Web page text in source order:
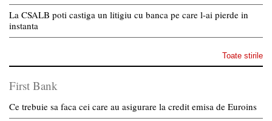
La CSALB poti castiga un litigiu cu banca pe care l-ai pierde in
instanta
Toate stirile
First Bank
Ce trebuie sa faca cei care au asigurare la credit emisa de Euroins